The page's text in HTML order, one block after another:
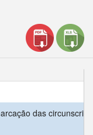
das
Madeira (BARAM)